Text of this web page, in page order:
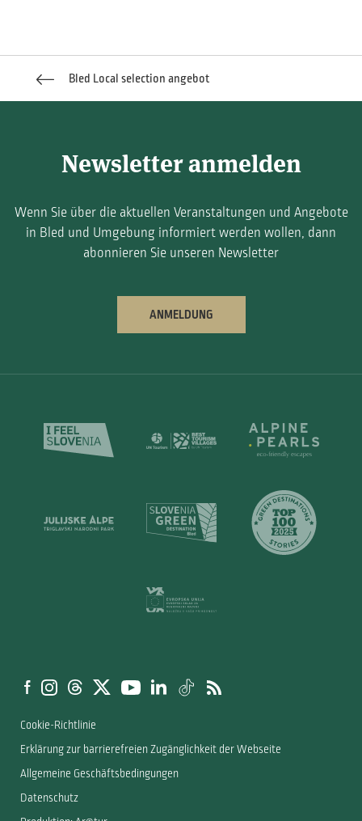
Bled Local selection angebot
Newsletter anmelden
Wenn Sie über die aktuellen Veranstaltungen und Angebote
in Bled und Umgebung informiert werden wollen, dann
abonnieren Sie unseren Newsletter
ANMELDUNG
Cookie-Richtlinie
Erklärung zur barrierefreien Zugänglichkeit der Webseite
Allgemeine Geschäftsbedingungen
Datenschutz